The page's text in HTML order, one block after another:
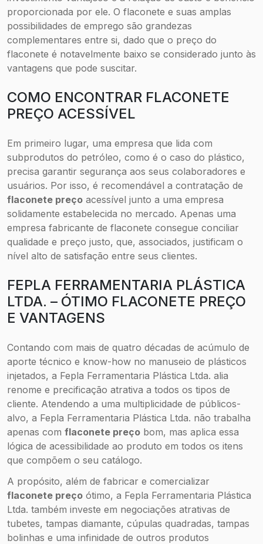
proporcionada por ele. O flaconete e suas amplas
possibilidades de emprego são grandezas
complementares entre si, dado que o preço do
flaconete é notavelmente baixo se considerado junto às
vantagens que pode suscitar.
COMO ENCONTRAR FLACONETE
PREÇO ACESSÍVEL
Em primeiro lugar, uma empresa que lida com
subprodutos do petróleo, como é o caso do plástico,
precisa garantir segurança aos seus colaboradores e
usuários. Por isso, é recomendável a contratação de
flaconete preço acessível junto a uma empresa
solidamente estabelecida no mercado. Apenas uma
empresa fabricante de flaconete consegue conciliar
qualidade e preço justo, que, associados, justificam o
nível alto de satisfação entre seus clientes.
FEPLA FERRAMENTARIA PLÁSTICA
LTDA. – ÓTIMO FLACONETE PREÇO
E VANTAGENS
Contando com mais de quatro décadas de acúmulo de
aporte técnico e know-how no manuseio de plásticos
injetados, a Fepla Ferramentaria Plástica Ltda. alia
renome e precificação atrativa a todos os tipos de
cliente. Atendendo a uma multiplicidade de públicos-
alvo, a Fepla Ferramentaria Plástica Ltda. não trabalha
apenas com flaconete preço bom, mas aplica essa
lógica de acessibilidade ao produto em todos os itens
que compõem o seu catálogo.
A propósito, além de fabricar e comercializar
flaconete preço ótimo, a Fepla Ferramentaria Plástica
Ltda. também investe em negociações atrativas de
tubetes, tampas diamante, cúpulas quadradas, tampas
bolinhas e uma infinidade de outros produtos